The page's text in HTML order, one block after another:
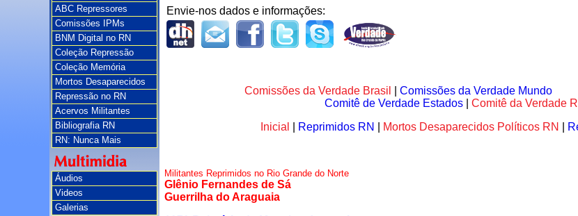
ABC Repressores
Comissões IPMs
BNM Digital no RN
Coleção Repressão
Coleção Memória
Mortos Desaparecidos
Repressão no RN
Acervos Militantes
Bibliografia RN
RN: Nunca Mais
Áudios
Videos
Galerias
Envie-nos dados e informações:
Comissões da Verdade Brasil
Comissões da Verdade Mundo
Comitê de Verdade Estados| Comitê da Verdade
Inicial
Reprimidos RN Mortos Desaparecidos Políticos RN
Militantes Reprimidos no Rio Grande do Norte
Glênio Fernandes de Sá
Guerrilha do Araguaia